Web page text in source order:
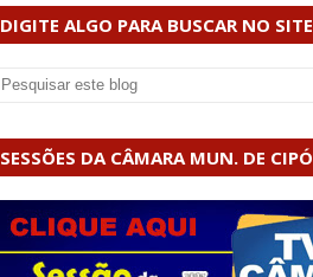
DIGITE ALGO PARA BUSCAR NO SITE
SESSÕES DA CÂMARA MUN. DE CIPÓ